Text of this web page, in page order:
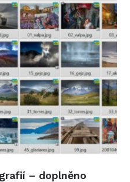
– doplněno